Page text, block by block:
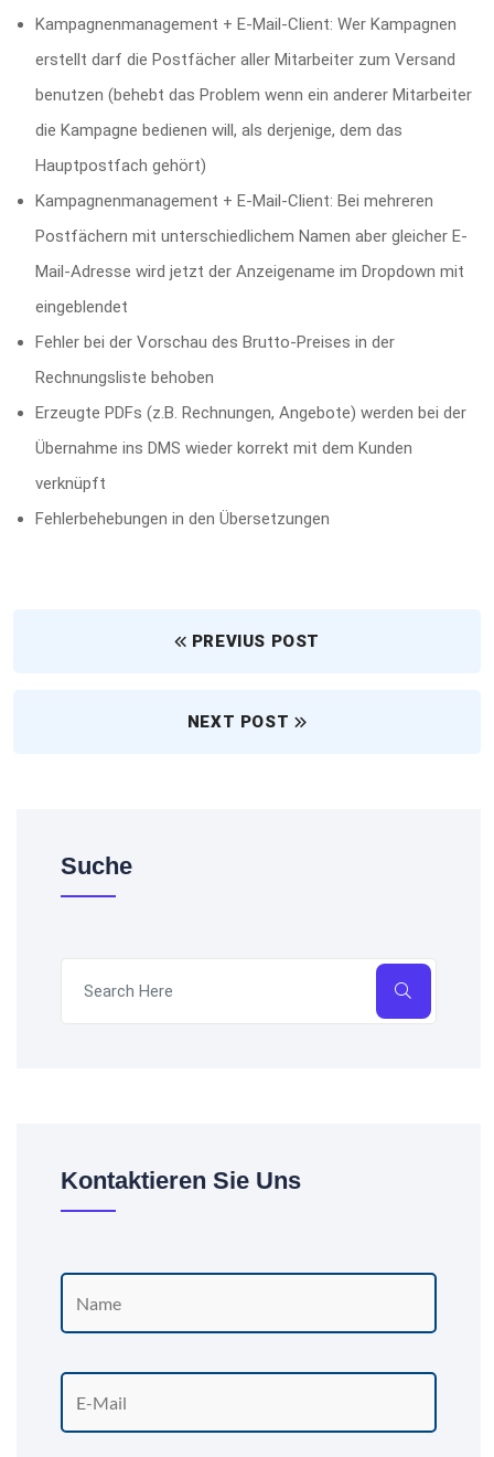
Kampagnenmanagement + E-Mail-Client: Wer Kampagnen
erstellt darf die Postfächer aller Mitarbeiter zum Versand
benutzen (behebt das Problem wenn ein anderer Mitarbeiter
die Kampagne bedienen will, als derjenige, dem das
Hauptpostfach gehört)
Kampagnenmanagement + E-Mail-Client: Bei mehreren
Postfächern mit unterschiedlichem Namen aber gleicher E-
Mail-Adresse wird jetzt der Anzeigename im Dropdown mit
eingeblendet
Fehler bei der Vorschau des Brutto-Preises in der
Rechnungsliste behoben
Erzeugte PDFs (z.B. Rechnungen, Angebote) werden bei der
Übernahme ins DMS wieder korrekt mit dem Kunden
verknüpft
Fehlerbehebungen in den Übersetzungen
PREVIUS POST
NEXT POST
Suche
Kontaktieren Sie Uns